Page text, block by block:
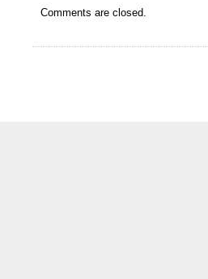
Comments are closed.